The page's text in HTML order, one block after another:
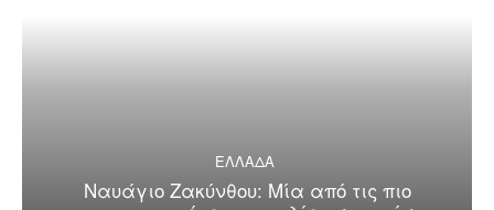
ΕΛΛΑΔΑ
Ναυάγιο Ζακύνθου: Μία από τις πιο